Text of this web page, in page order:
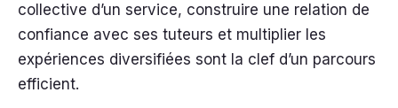
collective d’un service, construire une relation de
confiance avec ses tuteurs et multiplier les
expériences diversifiées sont la clef d’un parcours
efficient.